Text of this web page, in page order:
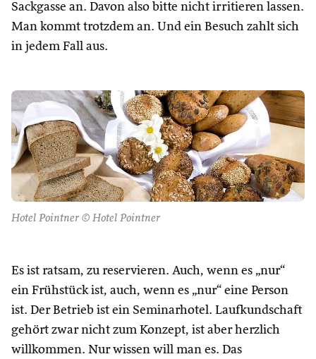
Sackgasse an. Davon also bitte nicht irritieren lassen.
Man kommt trotzdem an. Und ein Besuch zahlt sich
in jedem Fall aus.
Hotel Pointner © Hotel Pointner
Es ist ratsam, zu reservieren. Auch, wenn es „nur“
ein Frühstück ist, auch, wenn es „nur“ eine Person
ist. Der Betrieb ist ein Seminarhotel. Laufkundschaft
gehört zwar nicht zum Konzept, ist aber herzlich
willkommen. Nur wissen will man es. Das